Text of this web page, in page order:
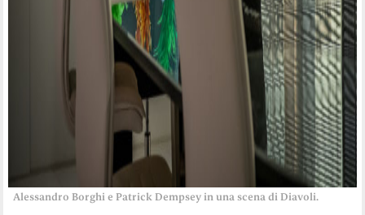
Alessandro Borghi e Patrick Dempsey in una scena di Diavoli.